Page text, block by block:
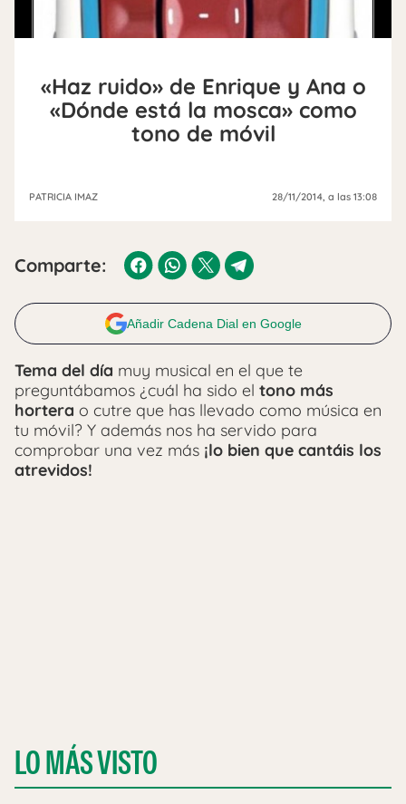
«Haz ruido» de Enrique y Ana o
«Dónde está la mosca» como
tono de móvil
PATRICIA IMAZ 28/11/2014 , a las 13:08
Comparte:
Añadir Cadena Dial en Google
Tema del día muy musical en el que te
preguntábamos ¿cuál ha sido el tono más
hortera o cutre que has llevado como música en
tu móvil? Y además nos ha servido para
comprobar una vez más ¡lo bien que cantáis los
atrevidos!
LO MÁS VISTO